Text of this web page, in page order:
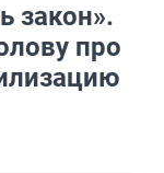
закон».
про